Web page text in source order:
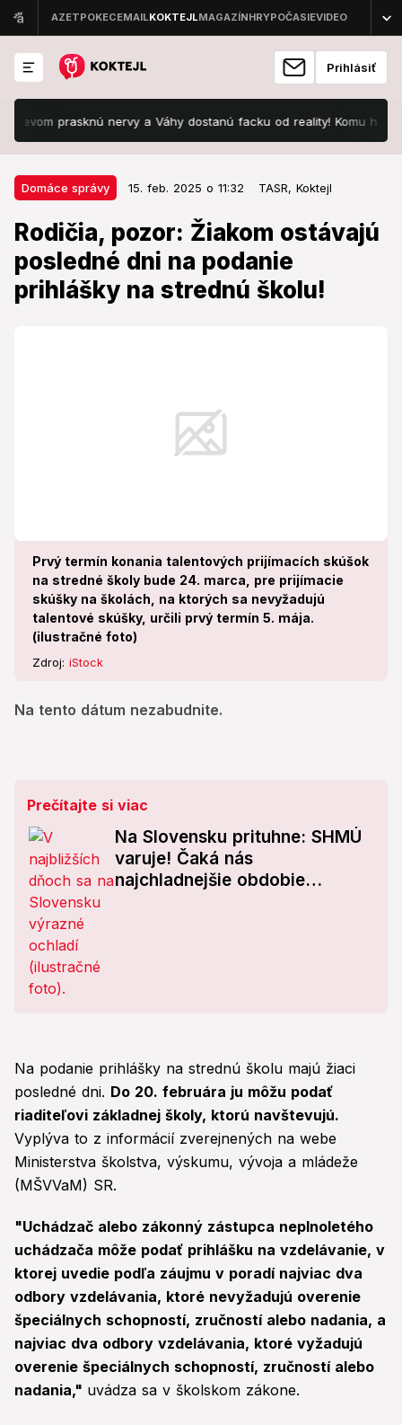
Prihlásiť
prasknú nervy a Váhy dostanú facku od reality! Komu hrozí
Domáce správy 15. feb. 2025 o 11:32 TASR, Koktejl
Rodičia, pozor: Žiakom ostávajú
posledné dni na podanie
prihlášky na strednú školu!
Prvý termín konania talentových prijímacích skúšok
na stredné školy bude 24. marca, pre prijímacie
skúšky na školách, na ktorých sa nevyžadujú
talentové skúšky, určili prvý termín 5. mája.
(ilustračné foto)
Zdroj: iStock
Na tento dátum nezabudnite.
Domáce správy 15. feb. 2025 o 11:32
Rodičia, pozor: Žiakom ostávajú
posledné dni na podanie prihlášky
na strednú školu!
Prečítajte si viac
Na Slovensku prituhne: SHMÚ
varuje! Čaká nás
najchladnejšie obdobie
Na podanie prihlášky na strednú školu majú žiaci
posledné dni. Do 20. februára ju môžu podať
riaditeľovi základnej školy, ktorú navštevujú.
Vyplýva to z informácií zverejnených na webe
Ministerstva školstva, výskumu, vývoja a mládeže
(MŠVVaM) SR.
"Uchádzač alebo zákonný zástupca neplnoletého
uchádzača môže podať prihlášku na vzdelávanie, v
ktorej uvedie podľa záujmu v poradí najviac dva
odbory vzdelávania, ktoré nevyžadujú overenie
špeciálnych schopností, zručností alebo nadania, a
najviac dva odbory vzdelávania, ktoré vyžadujú
overenie špeciálnych schopností, zručností alebo
nadania," uvádza sa v školskom zákone.